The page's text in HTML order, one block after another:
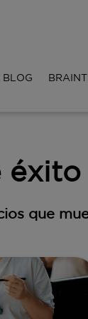
BLOG
éxito
que